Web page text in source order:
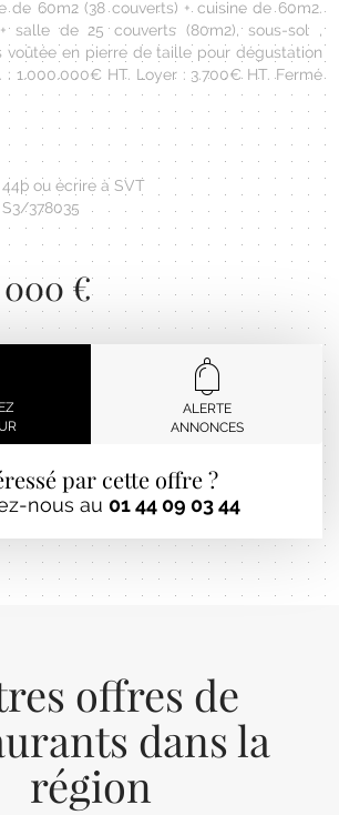
de 60m2 (38 couverts) + cuisine de 60m2.
salle de 25 couverts (80m2), sous-sol ,
voûtée en pierre de taille pour dégustation
: 1.000.000€ HT. Loyer : 3.700€ HT. Fermé
ou écrire à SVT
378035
€
ALERTE
ANNONCES
par cette offre ?
nous au 01 44 09 03 44
offres de
dans la
région